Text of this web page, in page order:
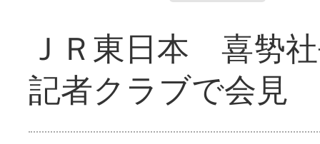
ＪＲ東日本 喜㔟
記者クラブで会見